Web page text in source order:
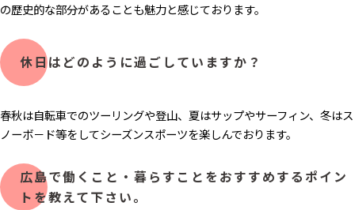
の歴史的な部分があることも魅力と感じております。
休日はどのように過ごしていますか？
春秋は自転車でのツーリングや登山、夏はサップやサーフィン、冬はス
ノーボ－ド等をしてシーズンスポーツを楽しんでおります。
広島で働くこと・暮らすことをおすすめするポイン
トを教えて下さい。